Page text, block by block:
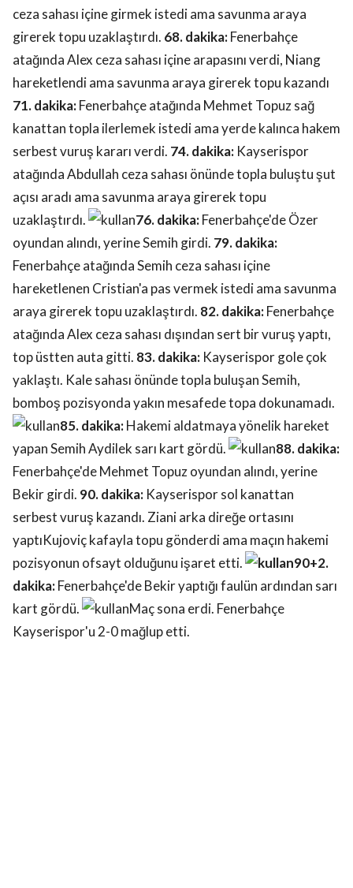
ceza sahası içine girmek istedi ama savunma araya
girerek topu uzaklaştırdı. 68. dakika:Fenerbahçe
atağında Alex ceza sahası içine arapasını verdi, Niang
hareketlendi ama savunma araya girerek topu kazandı
71. dakika:Fenerbahçe atağında Mehmet Topuz sağ
kanattan topla ilerlemek istedi ama yerde kalınca hakem
serbest vuruş kararı verdi. 74. dakika: Kayserispor
atağında Abdullah ceza sahası önünde topla buluştu şut
açısı aradı ama savunma araya girerek topu
uzaklaştırdı.
76. dakika:Fenerbahçe'de Özer
oyundan alındı, yerine Semih girdi. 79. dakika:
Fenerbahçe atağında Semih ceza sahası içine
hareketlenen Cristian'a pas vermek istedi ama savunma
araya girerek topu uzaklaştırdı. 82. dakika:Fenerbahçe
atağında Alex ceza sahası dışından sert bir vuruş yaptı,
top üstten auta gitti. 83. dakika: Kayserispor gole çok
yaklaştı. Kale sahası önünde topla buluşan Semih,
bomboş pozisyonda yakın mesafede topa dokunamadı.
85. dakika:Hakemi aldatmaya yönelik hareket
yapan Semih Aydilek sarı kart gördü.
88. dakika:
Fenerbahçe'de Mehmet Topuz oyundan alındı, yerine
Bekir girdi. 90. dakika: Kayserispor sol kanattan
serbest vuruş kazandı. Ziani arka direğe ortasını
yaptıKujoviç kafayla topu gönderdi ama maçın hakemi
pozisyonun ofsayt olduğunu işaret etti.
90+2.
dakika:Fenerbahçe'de Bekir yaptığı faulün ardından sarı
kart gördü.
Maç sona erdi. Fenerbahçe
Kayserispor'u 2-0 mağlup etti.